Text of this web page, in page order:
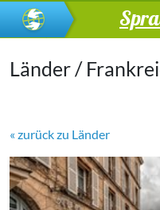
Länder /
« zurück zu Länder